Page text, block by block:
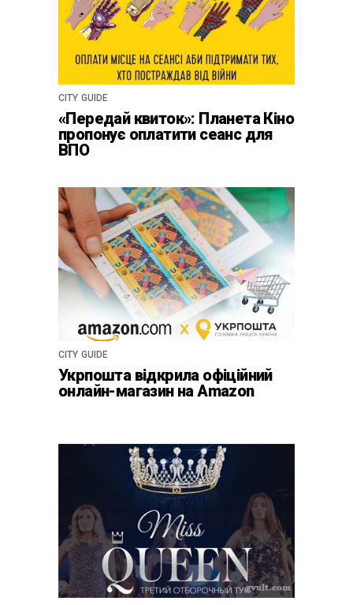
CITY GUIDE
«Передай квиток»: Планета Кіно
пропонує оплатити сеанс для
ВПО
CITY GUIDE
Укрпошта відкрила офіційний
онлайн-магазин на Amazon